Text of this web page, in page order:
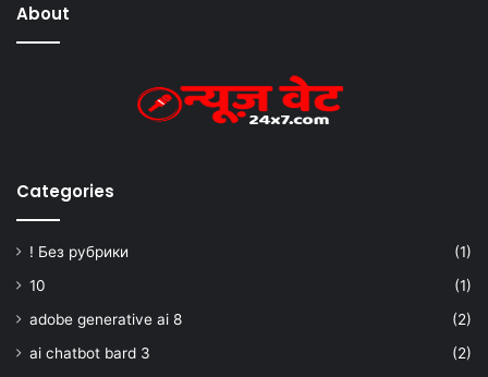
About
Categories
! Без рубрики
(1)
10
(1)
adobe generative ai 8
(2)
ai chatbot bard 3
(2)